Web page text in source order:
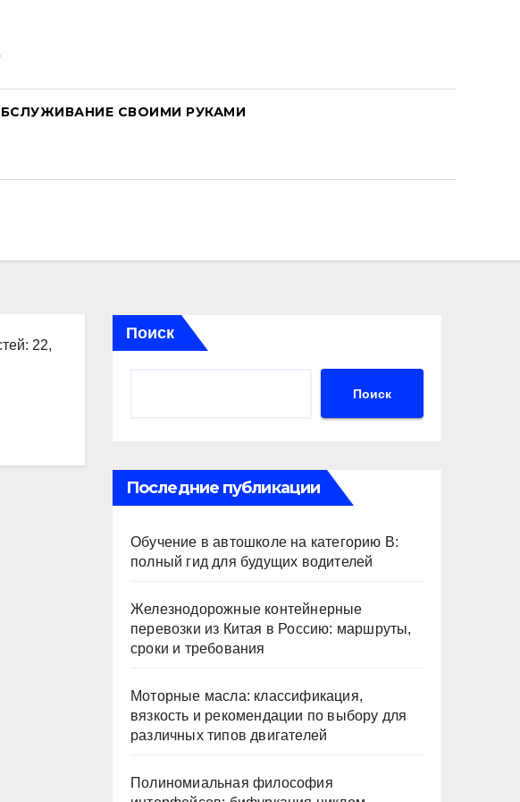
СВОИМИ РУКАМИ
22,
Поиск
Поиск
Последние публикации
Обучение в автошколе на категорию В:
полный гид для будущих водителей
Железнодорожные контейнерные
перевозки из Китая в Россию: маршруты,
сроки и требования
Моторные масла: классификация,
вязкость и рекомендации по выбору для
различных типов двигателей
Полиномиальная философия